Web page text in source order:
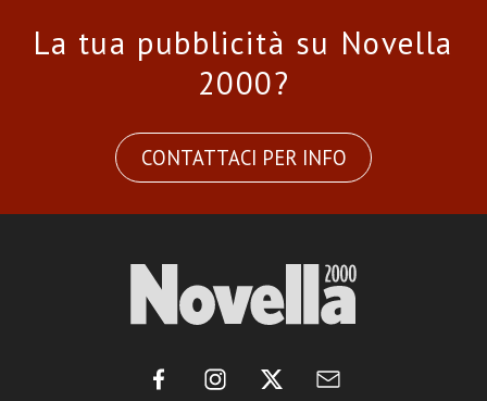
La tua pubblicità su Novella
2000?
CONTATTACI PER INFO